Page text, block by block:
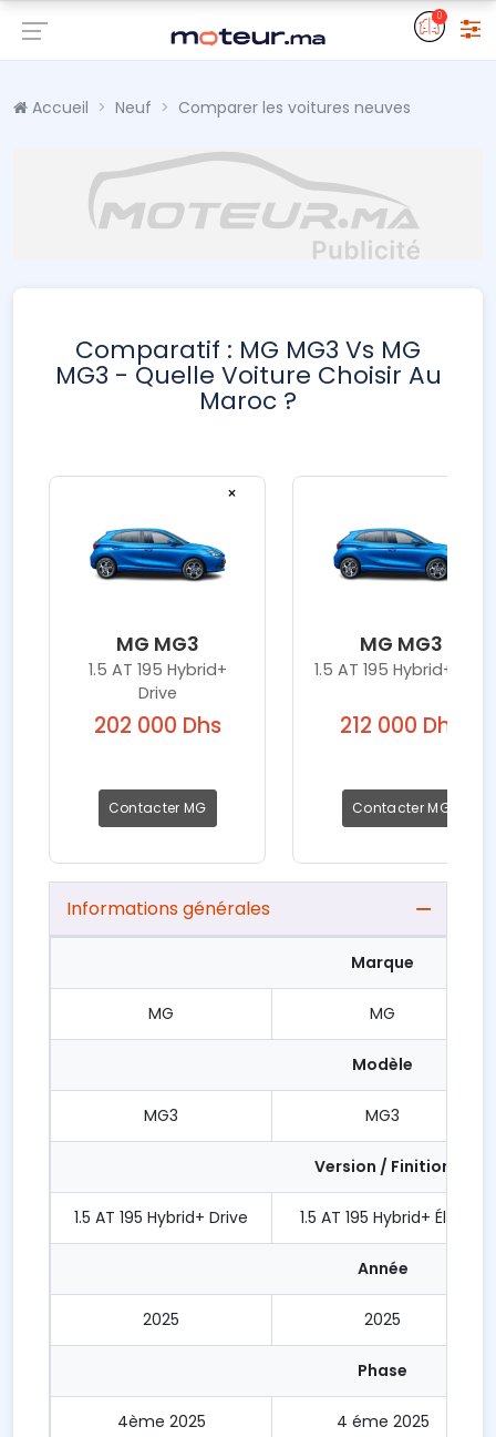
0
Accueil Neuf Comparer les voitures neuves
Comparatif : MG MG3 Vs MG
MG3 - Quelle Voiture Choisir Au
Maroc ?
×
MG MG3
1.5 AT 195 Hybrid+
Drive
202 000 Dhs
Contacter MG
MG MG3
1.5 AT 195 Hybrid+ Élite
212 000 Dhs
Contacter MG
Informations générales
Marque
MG MG
Modèle
MG3 MG3
Version / Finition
1.5 AT 195 Hybrid+ Drive 1.5 AT 195 Hybrid+ Élite
Année
2025 2025
Phase
4ème 2025 4 éme 2025